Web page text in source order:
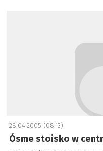
28.04.2005 (08:13)
Ósme stoisko w